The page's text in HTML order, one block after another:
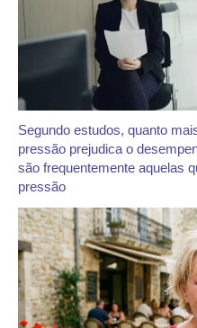
Segundo estudos, quanto
pressão prejudica o
são frequentemente aquelas
pressão